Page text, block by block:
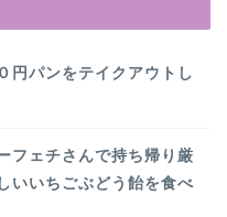
円パンをテイクアウトし
フェチさんで持ち帰り厳
いいちごぶどう飴を食べ